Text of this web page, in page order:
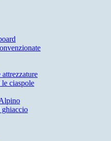
ciaspole
ghiaccio